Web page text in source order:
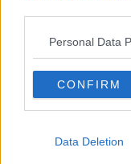
Personal Data
CONFIRM
Data Deletion
Toscana numero 83
attuativo numero 46
organizzativo
territoriale.
Bertocci - rappresenta
sistemi di emergenza